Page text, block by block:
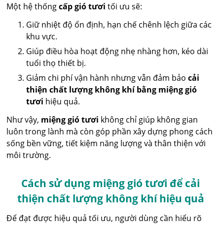
Một hệ thốngcấp gió tươi tối ưu sẽ:
Giữ nhiệt độ ổn định, hạn chế chênh lệch giữa các
khu vực.
Giúp điều hòa hoạt động nhẹ nhàng hơn, kéo dài
tuổi thọ thiết bị.
Giảm chi phí vận hành nhưng vẫn đảm bảocải
thiện chất lượng không khí bằng miệng gió
tươi hiệu quả.
Như vậy, miệng gió tươi không chỉ giúp không gian
luôn trong lành mà còn góp phần xây dựng phong cách
sống bền vững, tiết kiệm năng lượng và thân thiện với
môi trường.
Cách sử dụng miệng gió tươi để cải
thiện chất lượng không khí hiệu quả
Để đạt được hiệu quả tối ưu, người dùng cần hiểu rõ